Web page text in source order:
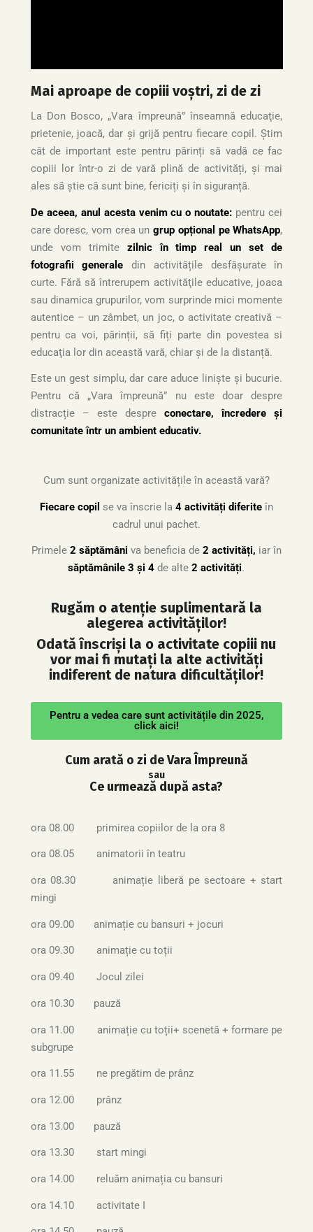
Mai aproape de copiii voștri, zi de zi
La Don Bosco, „Vara împreună” înseamnă educaţie,
prietenie, joacă, dar și grijă pentru fiecare copil. Știm
cât de important este pentru părinți să vadă ce fac
copiii lor într-o zi de vară plină de activități, și mai
ales să știe că sunt bine, fericiți și în siguranță.
De aceea, anul acesta venim cu o noutate: pentru cei
care doresc, vom crea ungrup opțional pe WhatsApp,
unde vom trimite zilnic în timp real un set de
fotografii generale din activitățile desfășurate în
curte. Fără să întrerupem activităţile educative, joaca
sau dinamica grupurilor, vom surprinde mici momente
autentice – un zâmbet, un joc, o activitate creativă –
pentru ca voi, părinții, să fiți parte din povestea si
educaţia lor din această vară, chiar și de la distanță.
Este un gest simplu, dar care aduce liniște și bucurie.
Pentru că „Vara împreună” nu este doar despre
distracție – este despreconectare, încredere și
comunitate într un ambient educativ.
Cum sunt organizate activitățile în această vară?
Fiecare copil se va înscrie la 4 activități diferiteîn
cadrul unui pachet.
Primele 2 săptămâni va beneficia de 2 activități, iar în
săptămânile 3 și 4 de alte2 activități.
Rugăm o atenție suplimentară la
alegerea activităților!
Odată înscriși la o activitate copiii nu
vor mai fi mutați la alte activități
indiferent de natura dificultăților!
Pentru a vedea care sunt activitățile din 2025,
click aici!
Cum arată o zi de Vara Împreună
sau
Ce urmează după asta?
ora 08.00 primirea copiilor de la ora 8
ora 08.05 animatorii în teatru
ora 08.30 animație liberă pe sectoare + start
mingi
ora 09.00 animație cu bansuri + jocuri
ora 09.30 animație cu toții
ora 09.40 Jocul zilei
ora 10.30 pauză
ora 11.00 animație cu toții+ scenetă + formare pe
subgrupe
ora 11.55 ne pregătim de prânz
ora 12.00 prânz
ora 13.00 pauză
ora 13.30 start mingi
ora 14.00 reluăm animația cu bansuri
ora 14.10 activitate I